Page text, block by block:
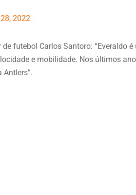
2022
futebol Carlos Santoro: “Everaldo é
e mobilidade. Nos últimos
Antlers”.